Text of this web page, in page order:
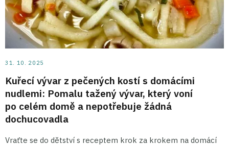
31. 10. 2025
Kuřecí vývar z pečených kostí s domácími
nudlemi: Pomalu tažený vývar, který voní
po celém domě a nepotřebuje žádná
dochucovadla
Vraťte se do dětství s receptem krok za krokem na domácí